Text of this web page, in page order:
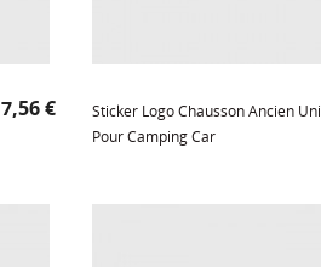
Prix
7,56 €
Sticker Logo Chausson Ancien Uni
Pour Camping Car